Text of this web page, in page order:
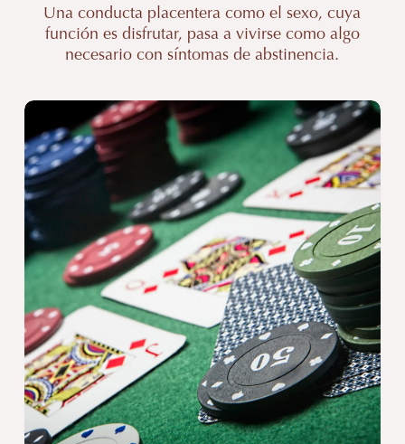
Una conducta placentera como el sexo, cuya
función es disfrutar, pasa a vivirse como algo
necesario con síntomas de abstinencia.
Psicólogo
Ludopatía
Valencia
|
Clínica
Miralles